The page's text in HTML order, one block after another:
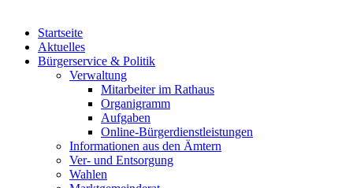
Startseite
Aktuelles
Bürgerservice & Politik
Verwaltung
Mitarbeiter im Rathaus
Organigramm
Aufgaben
Online-Bürgerdienstleistungen
Informationen aus den Ämtern
Ver- und Entsorgung
Wahlen